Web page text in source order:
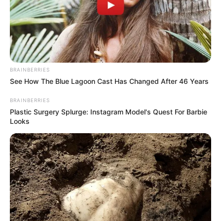
3º – Como reciclar garrafas PET –
ótimas ideias
BRAINBERRIES
See How The Blue Lagoon Cast Has Changed After 46 Years
BRAINBERRIES
Plastic Surgery Splurge: Instagram Model's Quest For Barbie
Looks